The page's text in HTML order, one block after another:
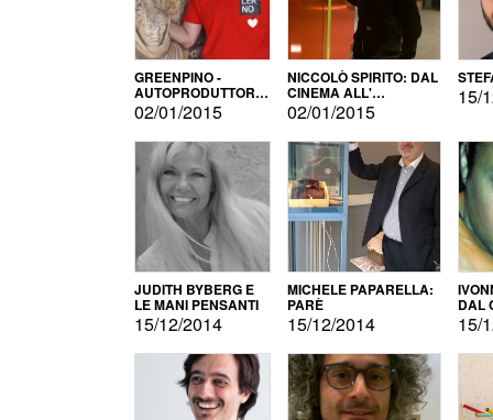
GREENPINO -
AUTOPRODUTTORE
PER AMORE
02/01/2015
NICCOLÒ SPIRITO: DAL
CINEMA ALL'
AUTOPRODUZIONE
02/01/2015
15/
JUDITH BYBERG E
LE MANI PENSANTI
15/12/2014
MICHELE PAPARELLA:
PARÈ
15/12/2014
DAL
15/